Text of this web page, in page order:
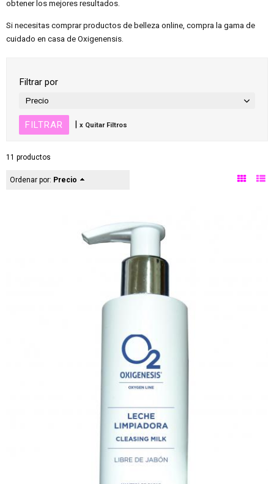
obtener los mejores resultados.
Si necesitas comprar productos de belleza online, compra la gama de
cuidado en casa de Oxigenensis.
Filtrar por
Precio
| x Quitar Filtros
11 productos
Ordenar por: Precio